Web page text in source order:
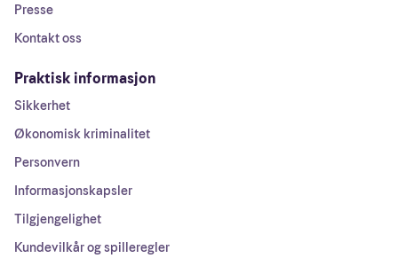
Presse
Kontakt oss
Praktisk informasjon
Sikkerhet
Økonomisk kriminalitet
Personvern
Informasjonskapsler
Tilgjengelighet
Kundevilkår og spilleregler